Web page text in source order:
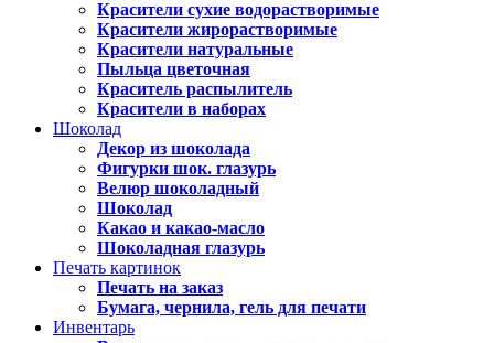
Красители сухие водорастворимые
Красители жирорастворимые
Красители натуральные
Пыльца цветочная
Краситель распылитель
Красители в наборах
Шоколад
Декор из шоколада
Фигурки шок. глазурь
Велюр шоколадный
Шоколад
Какао и какао-масло
Шоколадная глазурь
Печать картинок
Печать на заказ
Бумага, чернила, гель для печати
Инвентарь